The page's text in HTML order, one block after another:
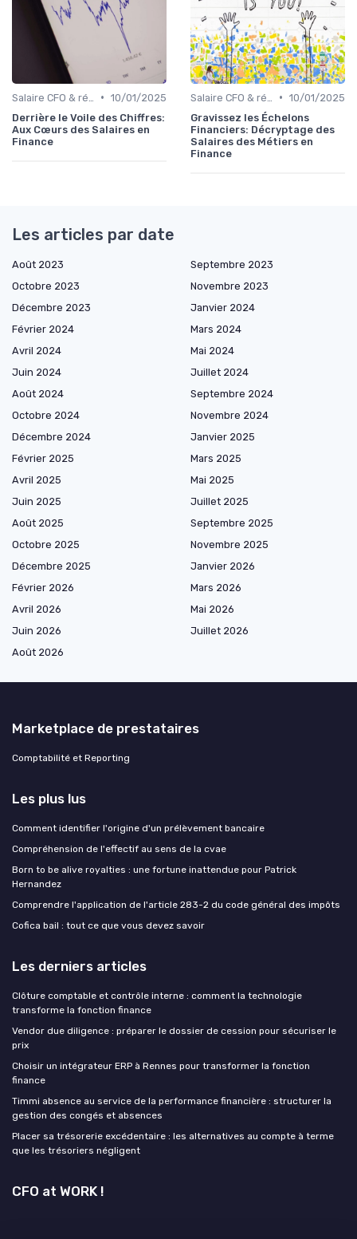
• 10/01/2025
Derrière le Voile des Chiffres:
Aux Cœurs des Salaires en
Finance
• 10/01/2025
Gravissez les Échelons
Financiers: Décryptage des
Salaires des Métiers en
Finance
Les articles par date
Août 2023
Septembre 2023
Octobre 2023
Novembre 2023
Décembre 2023
Janvier 2024
Février 2024
Mars 2024
Avril 2024
Mai 2024
Juin 2024
Juillet 2024
Août 2024
Septembre 2024
Octobre 2024
Novembre 2024
Décembre 2024
Janvier 2025
Février 2025
Mars 2025
Avril 2025
Mai 2025
Juin 2025
Juillet 2025
Août 2025
Septembre 2025
Octobre 2025
Novembre 2025
Décembre 2025
Janvier 2026
Février 2026
Mars 2026
Avril 2026
Mai 2026
Juin 2026
Juillet 2026
Août 2026
Marketplace de prestataires
Comptabilité et Reporting
Les plus lus
Comment identifier l'origine d'un prélèvement bancaire
Compréhension de l'effectif au sens de la cvae
Born to be alive royalties : une fortune inattendue pour Patrick
Hernandez
Comprendre l'application de l'article 283-2 du code général des impôts
Cofica bail : tout ce que vous devez savoir
Les derniers articles
Clôture comptable et contrôle interne : comment la technologie
transforme la fonction finance
Vendor due diligence : préparer le dossier de cession pour sécuriser le
prix
Choisir un intégrateur ERP à Rennes pour transformer la fonction
finance
Timmi absence au service de la performance financière : structurer la
gestion des congés et absences
Placer sa trésorerie excédentaire : les alternatives au compte à terme
que les trésoriers négligent
CFO at WORK !